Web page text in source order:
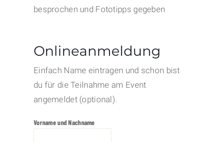
besprochen und Fototipps gegeben
Onlineanmeldung
Einfach Name eintragen und schon bist
du für die Teilnahme am Event
angemeldet (optional).
Vorname und Nachname